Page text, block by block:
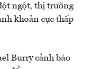
ngột, thị trường
khoản cực thấp
Burry cảnh báo